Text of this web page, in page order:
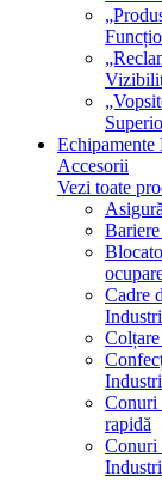
Echipamente
Accesorii
Vezi toate
Cadre
Conuri
rapidă
Conuri